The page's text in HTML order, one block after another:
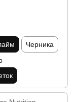
Limon-lim
Черника